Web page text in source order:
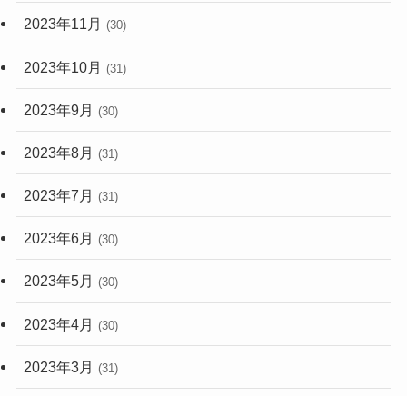
2023年11月 (30)
2023年10月 (31)
2023年9月 (30)
2023年8月 (31)
2023年7月 (31)
2023年6月 (30)
2023年5月 (30)
2023年4月 (30)
2023年3月 (31)